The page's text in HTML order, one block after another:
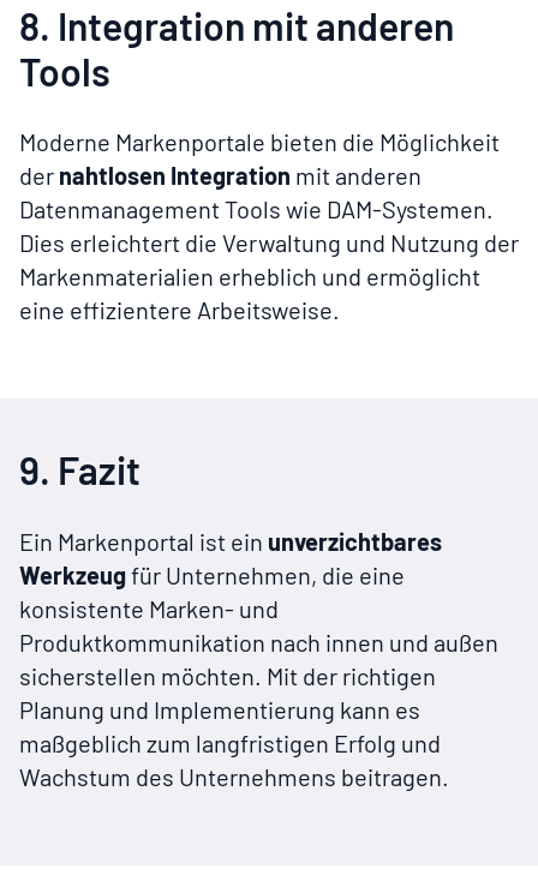
8. Integration mit anderen
Tools
Moderne Markenportale bieten die Möglichkeit
der nahtlosen Integration mit anderen
Datenmanagement Tools wie DAM-Systemen.
Dies erleichtert die Verwaltung und Nutzung der
Markenmaterialien erheblich und ermöglicht
eine effizientere Arbeitsweise.
9. Fazit
Ein Markenportal ist ein unverzichtbares
Werkzeugfür Unternehmen, die eine
konsistente Marken- und
Produktkommunikation nach innen und außen
sicherstellen möchten. Mit der richtigen
Planung und Implementierung kann es
maßgeblich zum langfristigen Erfolg und
Wachstum des Unternehmens beitragen.